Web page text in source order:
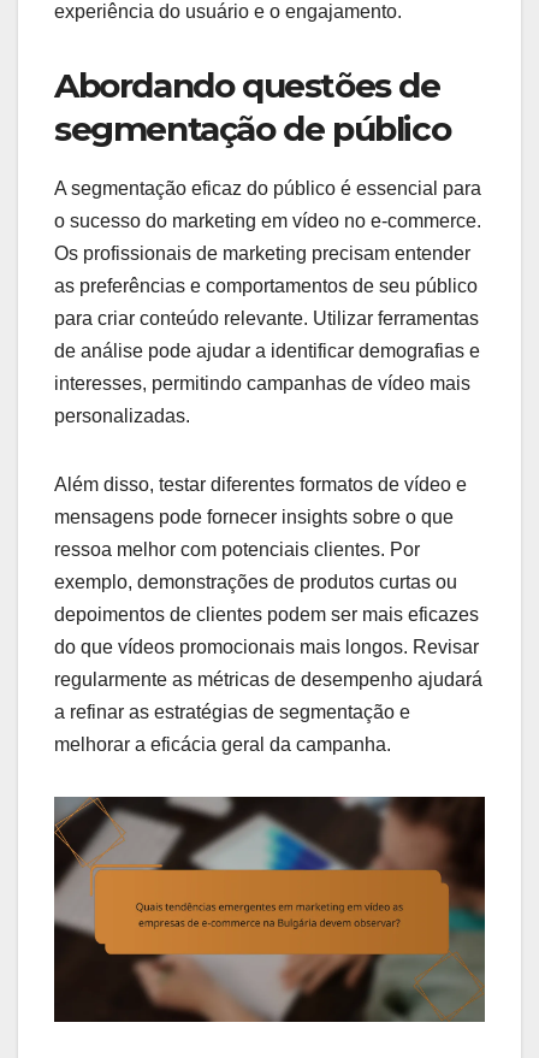
experiência do usuário e o engajamento.
Abordando questões de
segmentação de público
A segmentação eficaz do público é essencial para
o sucesso do marketing em vídeo no e-commerce.
Os profissionais de marketing precisam entender
as preferências e comportamentos de seu público
para criar conteúdo relevante. Utilizar ferramentas
de análise pode ajudar a identificar demografias e
interesses, permitindo campanhas de vídeo mais
personalizadas.
Além disso, testar diferentes formatos de vídeo e
mensagens pode fornecer insights sobre o que
ressoa melhor com potenciais clientes. Por
exemplo, demonstrações de produtos curtas ou
depoimentos de clientes podem ser mais eficazes
do que vídeos promocionais mais longos. Revisar
regularmente as métricas de desempenho ajudará
a refinar as estratégias de segmentação e
melhorar a eficácia geral da campanha.